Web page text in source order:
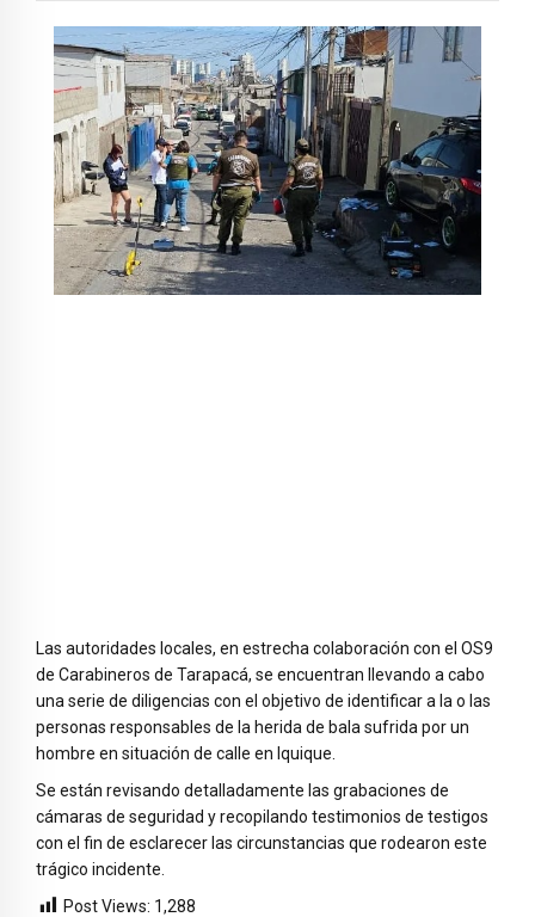
Las autoridades locales, en estrecha colaboración con el OS9
de Carabineros de Tarapacá, se encuentran llevando a cabo
una serie de diligencias con el objetivo de identificar a la o las
personas responsables de la herida de bala sufrida por un
hombre en situación de calle en Iquique.
Se están revisando detalladamente las grabaciones de
cámaras de seguridad y recopilando testimonios de testigos
con el fin de esclarecer las circunstancias que rodearon este
trágico incidente.
Post Views: 1,288